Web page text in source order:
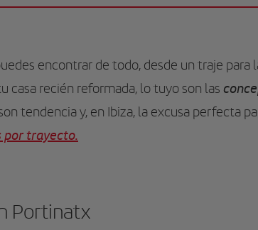
encontrar de todo, desde un traje para
casa recién reformada, lo tuyo son las
tendencia y, en Ibiza, la excusa perfecta
por trayecto.
Portinatx